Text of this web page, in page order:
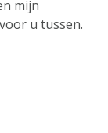
mijn
u tussen.